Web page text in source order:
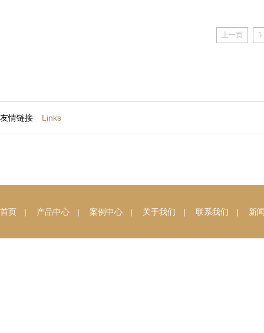
上一页 5
友情链接 Links
首页 | 产品中心 | 案例中心 | 关于我们 | 联系我们 | 新